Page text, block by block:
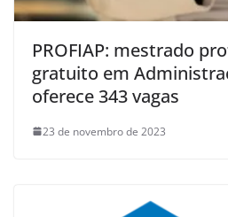
PROFIAP: mestrado
gratuito em
oferece 343 vagas
23 de novembro de 2023